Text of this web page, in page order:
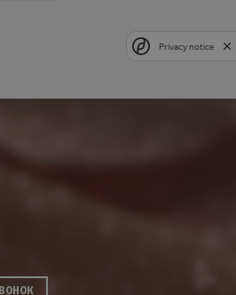
Privacy notice